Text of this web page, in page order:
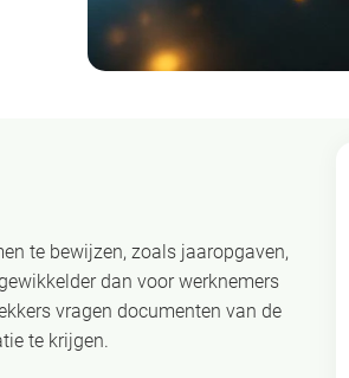
te bewijzen, zoals jaaropgaven,
dan voor werknemers
vragen documenten van de
te krijgen.